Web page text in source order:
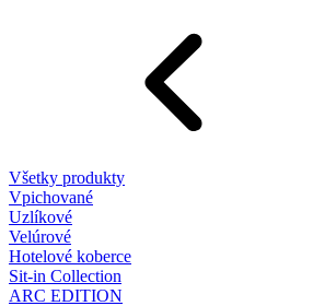
Všetky produkty
Vpichované
Uzlíkové
Velúrové
Hotelové koberce
Sit-in Collection
ARC EDITION